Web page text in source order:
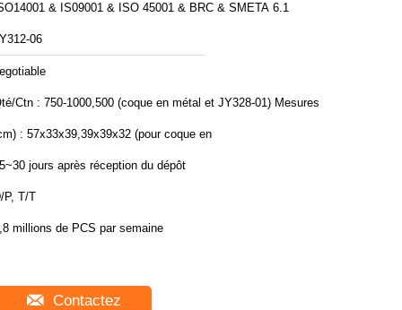
& IS09001 & ISO 45001 & BRC & SMETA 6.1
06
Ctn : 750-1000,500 (coque en métal et JY328-01) Mesures
: 57x33x39,39x39x32 (pour coque en
jours après réception du dépôt
P, T/T
millions de PCS par semaine
Contactez